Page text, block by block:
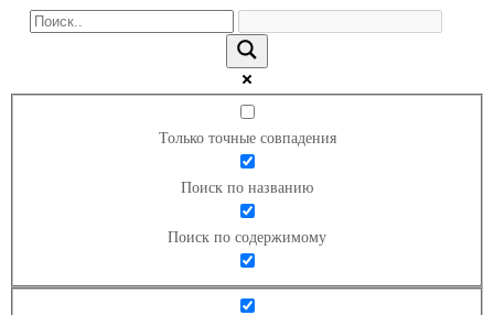
Только точные совпадения
Поиск по названию
Поиск по содержимому